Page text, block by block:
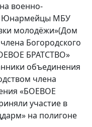
военно-
Юнармейцы МБУ
молодёжи»(Дом
Богородского
БРАТСТВО»
объединения
члена
«БОЕВОЕ
участие в
на полигоне